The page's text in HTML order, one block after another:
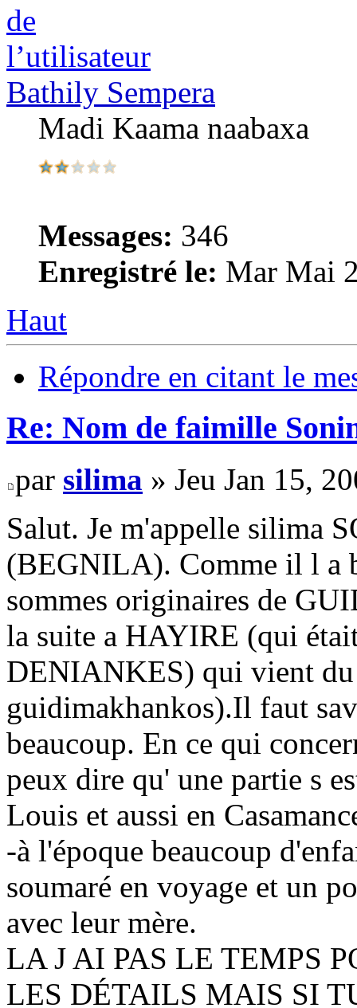
Bathily Sempera
Madi Kaama naabaxa
Messages: 346
Enregistré le: Mar Mai
Haut
Répondre en citant le
Re: Nom de faimille
par silima » Jeu Jan 15,
Salut. Je m'appelle silima
(BEGNILA). Comme il l a
sommes originaires de
la suite a HAYIRE (qui
DENIANKES) qui vient
guidimakhankos).Il faut
beaucoup. En ce qui
peux dire qu' une partie s
Louis et aussi en
-à l'époque beaucoup
soumaré en voyage et un
avec leur mère.
LA J AI PAS LE TEMPS
LES DÉTAILS MAIS SI